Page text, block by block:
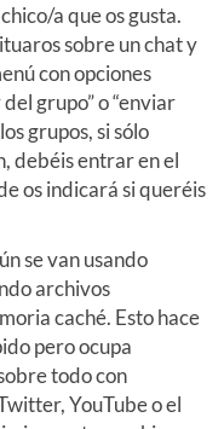
a que os gusta.
sobre un chat y
con opciones
grupo” o “enviar
grupos, si sólo
debéis entrar en el
os indicará si queréis
se van usando
archivos
caché. Esto hace
pero ocupa
todo con
YouTube o el